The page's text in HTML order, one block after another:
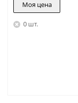
Моя цена
0 шт.